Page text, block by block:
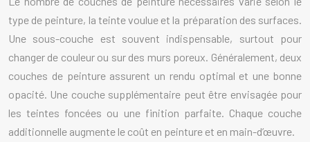
type de peinture, la teinte voulue et la préparation des surfaces.
Une sous-couche est souvent indispensable, surtout pour
changer de couleur ou sur des murs poreux. Généralement, deux
couches de peinture assurent un rendu optimal et une bonne
opacité. Une couche supplémentaire peut être envisagée pour
les teintes foncées ou une finition parfaite. Chaque couche
additionnelle augmente le coût en peinture et en main-d’œuvre.